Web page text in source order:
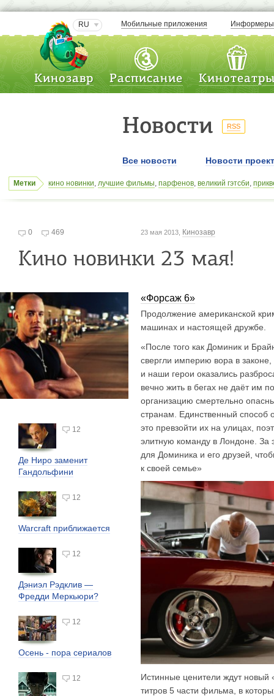
RU Мобильные приложения Информеры
Кинозавр Расписание
Новости RSS
Все новости Новости
Метки кино новинки, лучшие фильмы, парфенов, великий гэтсби,
доктор кто,премьеры,лили колинз,мальчишник,смотреть
23 мая 2013, Кинозавр
0 469
Кино новинки 23 мая!
12
Де Ниро заменит
Гандольфини
12
Warcraft приближается
12
Дэниэл Рэдклив —
Фредди Меркьюри?
12
Осень - пора сериалов
12
«Форсаж 6»
Продолжение американской
машинах и настоящей дружбе.
«После того как Доминик и
свергли империю вора в
и наши герои оказались
вечно жить в бегах не даёт им
организацию смертельно
странам. Единственный способ
это превзойти их на улицах,
элитную команду в Лондоне.
для Доминика и его друзей,
к своей семье»
Истинные ценители ждут
титров 5 части фильма, в